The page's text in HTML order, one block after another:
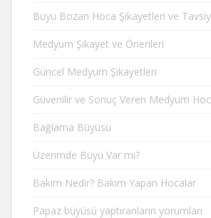
Büyü Bozan Hoca Şikayetleri ve
Medyum Şikayet ve Önerileri
Güncel Medyum Şikayetleri
Güvenilir ve Sonuç Veren Medyum
Bağlama Büyüsü
Üzerimde Büyü Var mı?
Bakım Nedir? Bakım Yapan Hocalar
Papaz büyüsü yaptıranların yorumları